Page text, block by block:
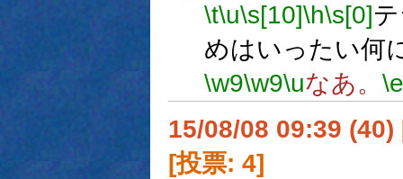
\t\u\s[10]\h\s[0]
めはいったい何
\w9\w9\uなあ。 \e
15/08/08 09:39 (40)
[投票: 4]